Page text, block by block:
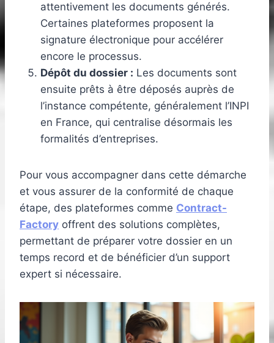
attentivement les documents générés.
Certaines plateformes proposent la
signature électronique pour accélérer
encore le processus.
Dépôt du dossier : Les documents sont
ensuite prêts à être déposés auprès de
l’instance compétente, généralement l’INPI
en France, qui centralise désormais les
formalités d’entreprises.
Pour vous accompagner dans cette démarche
et vous assurer de la conformité de chaque
étape, des plateformes comme Contract-
Factory offrent des solutions complètes,
permettant de préparer votre dossier en un
temps record et de bénéficier d’un support
expert si nécessaire.